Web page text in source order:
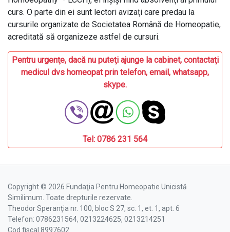
curs. O parte din ei sunt lectori avizaţi care predau la
cursurile organizate de Societatea Română de Homeopatie,
acreditată să organizeze astfel de cursuri.
Pentru urgenţe, dacă nu puteţi ajunge la cabinet, contactaţi
medicul dvs homeopat prin telefon, email, whatsapp,
skype.
Tel: 0786 231 564
Copyright © 2026 Fundaţia Pentru Homeopatie Unicistă
Similimum. Toate drepturile rezervate.
Theodor Speranţia nr. 100, bloc S 27, sc. 1, et. 1, apt. 6
Telefon: 0786231564, 0213224625, 0213214251
Cod fiscal 8997602